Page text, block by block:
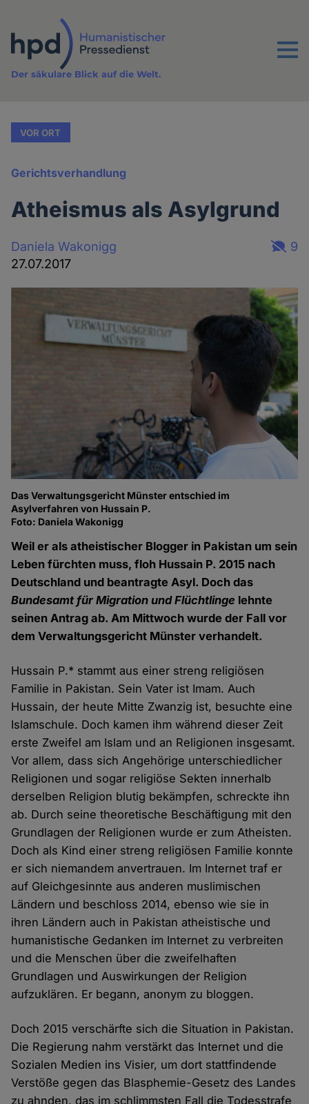
Inhalt
Menu
Der säkulare Blick auf die Welt.
VOR ORT
Gerichtsverhandlung
Atheismus als Asylgrund
Daniela Wakonigg
27.07.2017
9
Das Verwaltungsgericht Münster entschied im
Asylverfahren von Hussain P.
Foto: Daniela Wakonigg
Weil er als atheistischer Blogger in Pakistan um sein
Leben fürchten muss, floh Hussain P. 2015 nach
Deutschland und beantragte Asyl. Doch das
Bundesamt für Migration und Flüchtlinge lehnte
seinen Antrag ab. Am Mittwoch wurde der Fall vor
dem Verwaltungsgericht Münster verhandelt.
Hussain P.* stammt aus einer streng religiösen
Familie in Pakistan. Sein Vater ist Imam. Auch
Hussain, der heute Mitte Zwanzig ist, besuchte eine
Islamschule. Doch kamen ihm während dieser Zeit
erste Zweifel am Islam und an Religionen insgesamt.
Vor allem, dass sich Angehörige unterschiedlicher
Religionen und sogar religiöse Sekten innerhalb
derselben Religion blutig bekämpfen, schreckte ihn
ab. Durch seine theoretische Beschäftigung mit den
Grundlagen der Religionen wurde er zum Atheisten.
Doch als Kind einer streng religiösen Familie konnte
er sich niemandem anvertrauen. Im Internet traf er
auf Gleichgesinnte aus anderen muslimischen
Ländern und beschloss 2014, ebenso wie sie in
ihren Ländern auch in Pakistan atheistische und
humanistische Gedanken im Internet zu verbreiten
und die Menschen über die zweifelhaften
Grundlagen und Auswirkungen der Religion
aufzuklären. Er begann, anonym zu bloggen.
Doch 2015 verschärfte sich die Situation in Pakistan.
Die Regierung nahm verstärkt das Internet und die
Sozialen Medien ins Visier, um dort stattfindende
Verstöße gegen das Blasphemie-Gesetz des Landes
zu ahnden, das im schlimmsten Fall die Todesstrafe